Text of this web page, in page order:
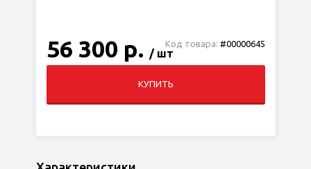
Код товара: #00000645
56 300 р. / шт
КУПИТЬ